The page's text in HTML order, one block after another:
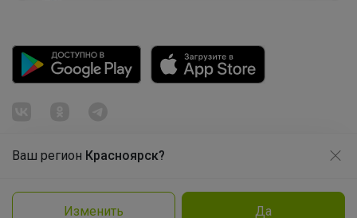
Ваш регион Красноярск?
Изменить Да
© ООО "Лявита", ОГРН 1122468054070, 2012 - 2026
Политика конфиденциальности
Натали школьная коллекция
Продолжая использовать этот сайт и нажимая кнопку